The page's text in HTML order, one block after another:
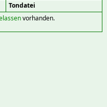
Tondatei
vorhanden.